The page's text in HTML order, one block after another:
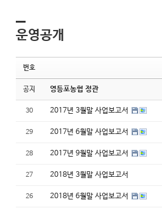
운영공개
번호
공지 영등포농협 정관
30 2017년 3월말 사업보고서
29 2017년 6월말 사업보고서
28 2017년 9월말 사업보고서
27 2018년 3월말 사업보고서
26 2018년 6월말 사업보고서